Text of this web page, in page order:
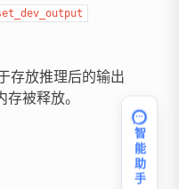
存放推理后的输出
被释放。
智能助手